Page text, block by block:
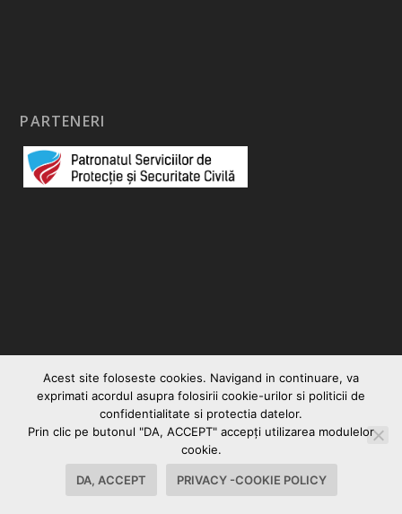
PARTENERI
Vocea Romanului
Contact Politica Cookies-Privacy
Acest site foloseste cookies. Navigand in continuare, va
exprimati acordul asupra folosirii cookie-urilor si politicii de
confidentialitate si protectia datelor.
Prin clic pe butonul "DA, ACCEPT" accepţi utilizarea modulelor
cookie.
DA, ACCEPT PRIVACY -COOKIE POLICY